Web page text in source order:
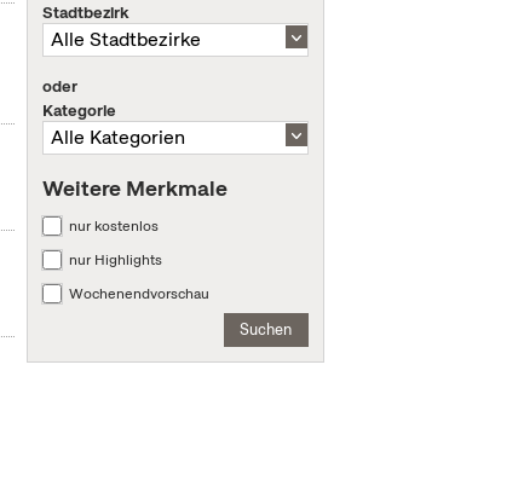
Stadtbezirk
oder
Kategorie
Weitere Merkmale
nur kostenlos
nur Highlights
Wochenendvorschau
Suchen